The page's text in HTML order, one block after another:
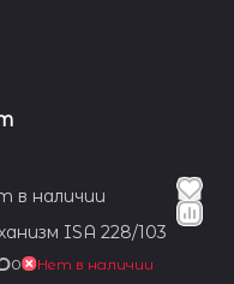
в наличии
ISA 228/103
0 Нет в наличии